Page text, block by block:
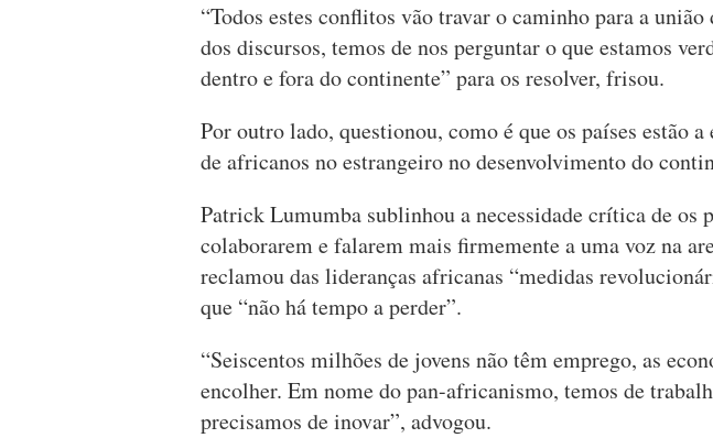
“Todos estes conflitos vão travar o caminho para a
dos discursos, temos de nos perguntar o que estamos
dentro e fora do continente” para os resolver, frisou.
Por outro lado, questionou, como é que os países estão
de africanos no estrangeiro no desenvolvimento do
Patrick Lumumba sublinhou a necessidade crítica de os
colaborarem e falarem mais firmemente a uma voz na
reclamou das lideranças africanas “medidas
que “não há tempo a perder”.
“Seiscentos milhões de jovens não têm emprego, as
encolher. Em nome do pan-africanismo, temos de
precisamos de inovar”, advogou.